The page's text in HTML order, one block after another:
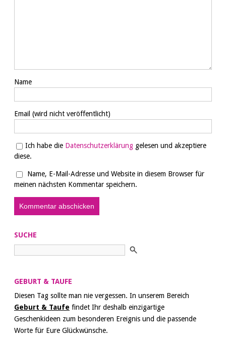
Name
Email (wird nicht veröffentlicht)
Ich habe die Datenschutzerklärung gelesen und akzeptiere
diese.
Name, E-Mail-Adresse und Website in diesem Browser für
meinen nächsten Kommentar speichern.
SUCHE
GEBURT & TAUFE
Diesen Tag sollte man nie vergessen. In unserem Bereich
Geburt & Taufe findet Ihr deshalb einzigartige
Geschenkideen zum besonderen Ereignis und die passende
Worte für Eure Glückwünsche.